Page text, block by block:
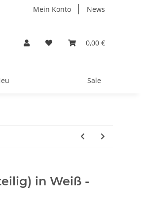
Mein Konto News
0,00 €
Sale
in Weiß -